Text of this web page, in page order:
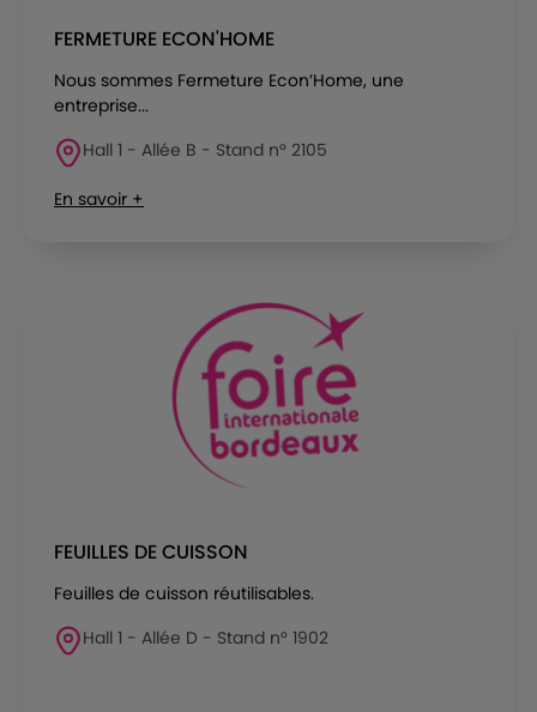
FERMETURE ECON'HOME
Nous sommes Fermeture Econ’Home, une
entreprise...
Hall 1 - Allée B - Stand n° 2105
En savoir +
FEUILLES DE CUISSON
Feuilles de cuisson réutilisables.
Hall 1 - Allée D - Stand n° 1902